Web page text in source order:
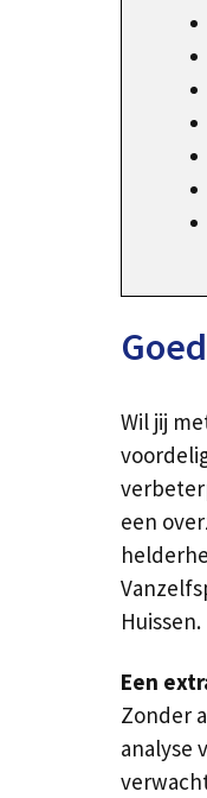
Wil jij
een
Huissen.
Een
Zonder
analyse